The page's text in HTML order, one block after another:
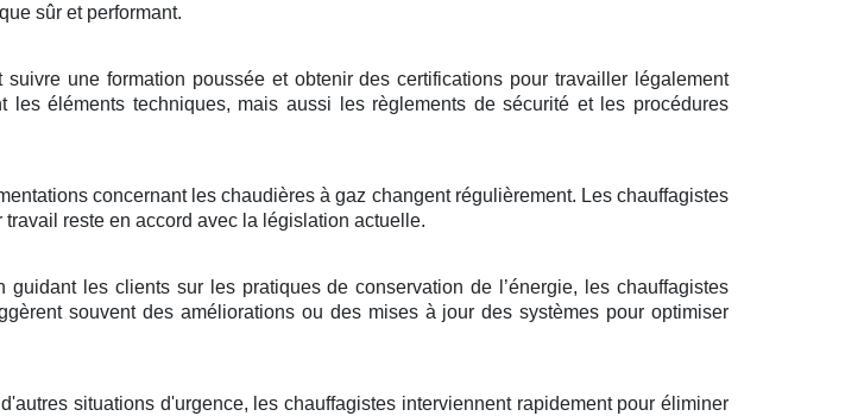
sûr et performant.
suivre une formation poussée et obtenir des certifications pour travailler légalement
éléments techniques, mais aussi les règlements de sécurité et les procédures
concernant les chaudières à gaz changent régulièrement. Les chauffagistes
reste en accord avec la législation actuelle.
guidant les clients sur les pratiques de conservation de l’énergie, les chauffagistes
souvent des améliorations ou des mises à jour des systèmes pour optimiser
situations d'urgence, les chauffagistes interviennent rapidement pour éliminer